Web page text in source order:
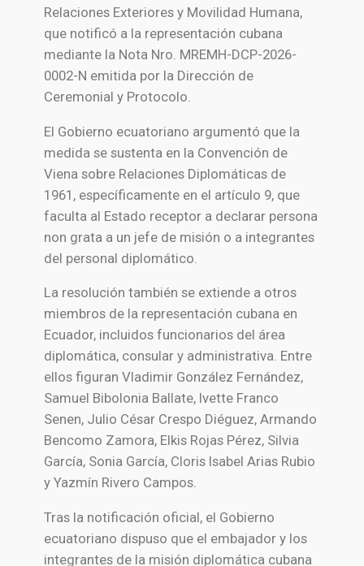
Relaciones Exteriores y Movilidad Humana,
que notificó a la representación cubana
mediante la Nota Nro. MREMH-DCP-2026-
0002-N emitida por la Dirección de
Ceremonial y Protocolo.
El Gobierno ecuatoriano argumentó que la
medida se sustenta en la Convención de
Viena sobre Relaciones Diplomáticas de
1961 , específicamente en el artículo 9, que
faculta al Estado receptor a declarar persona
non grata a un jefe de misión o a integrantes
del personal diplomático.
La resolución también se extiende a otros
miembros de la representación cubana en
Ecuador, incluidos funcionarios del área
diplomática, consular y administrativa. Entre
ellos figuran Vladimir González Fernández,
Samuel Bibolonia Ballate, Ivette Franco
Senen, Julio César Crespo Diéguez, Armando
Bencomo Zamora, Elkis Rojas Pérez, Silvia
García, Sonia García, Cloris Isabel Arias Rubio
y Yazmín Rivero Campos.
Tras la notificación oficial, el Gobierno
ecuatoriano dispuso que el embajador y los
integrantes de la misión diplomática cubana